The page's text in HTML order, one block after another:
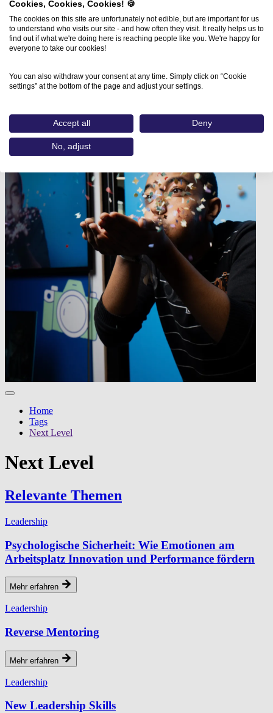
Übersicht
Media For You München
Media For You Nürnberg
21. - 23. OKT. 2026
Die nächste Media For You in München
Jetzt Informieren
Home
Tags
Next Level
Next Level
Relevante Themen
Leadership
Psychologische Sicherheit: Wie Emotionen am
Arbeitsplatz Innovation und Performance fördern
Mehr erfahren
Leadership
Reverse Mentoring
Mehr erfahren
Leadership
New Leadership Skills
Cookies, Cookies, Cookies! 🍪
The cookies on this site are unfortunately not edible, but are important for us
to understand who visits our site - and how often they visit. It really helps us to
find out if what we're doing here is reaching people like you. We're happy for
everyone to take our cookies!
You can also withdraw your consent at any time. Simply click on “Cookie
settings” at the bottom of the page and adjust your settings.
Accept all Deny
No, adjust